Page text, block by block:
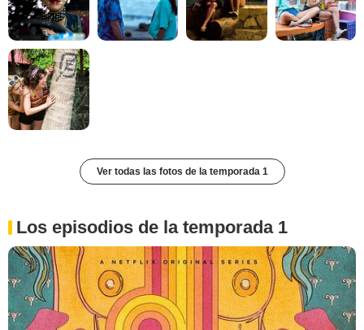
Ver todas las fotos de la temporada 1
Los episodios de la temporada 1